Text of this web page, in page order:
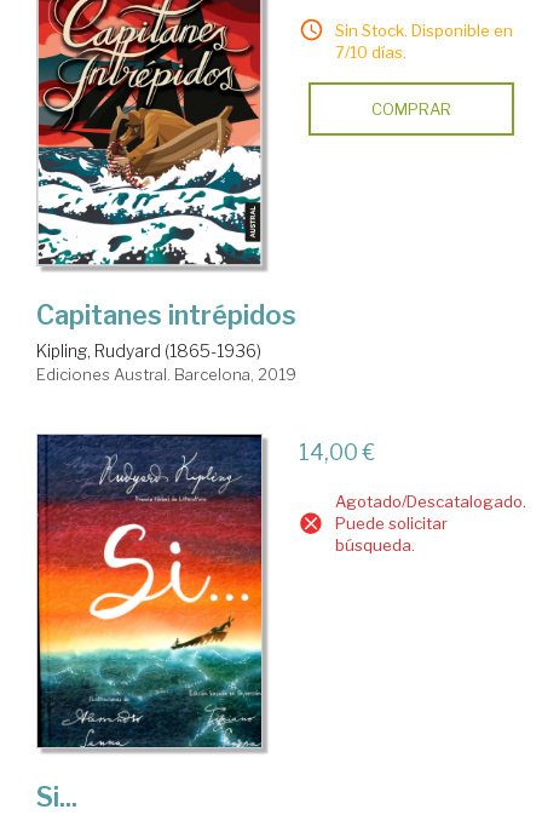
Sin Stock. Disponible en
7/10 días.
COMPRAR
Capitanes intrépidos
Kipling, Rudyard (1865-1936)
Ediciones Austral. Barcelona, 2019
14,00 €
Agotado/Descatalogado.
Puede solicitar
búsqueda.
Si...